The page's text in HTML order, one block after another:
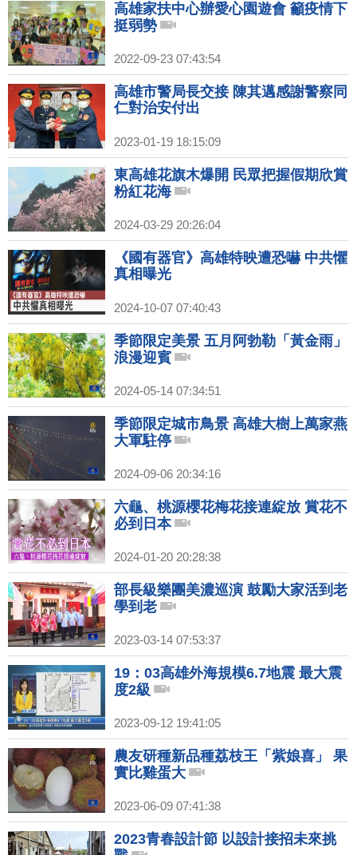
高雄家扶中心辦愛心園遊會 籲疫情下
挺弱勢
2022-09-23 07:43:54
高雄市警局長交接 陳其邁感謝警察同
仁對治安付出
2023-01-19 18:15:09
東高雄花旗木爆開 民眾把握假期欣賞
粉紅花海
2024-03-29 20:26:04
《國有器官》高雄特映遭恐嚇 中共懼
真相曝光
2024-10-07 07:40:43
季節限定美景 五月阿勃勒「黃金雨」
浪漫迎賓
2024-05-14 07:34:51
季節限定城市鳥景 高雄大樹上萬家燕
大軍駐停
2024-09-06 20:34:16
六龜、桃源櫻花梅花接連綻放 賞花不
必到日本
2024-01-20 20:28:38
部長級樂團美濃巡演 鼓勵大家活到老
學到老
2023-03-14 07:53:37
19：03高雄外海規模6.7地震 最大震
度2級
2023-09-12 19:41:05
農友研種新品種荔枝王「紫娘喜」 果
實比雞蛋大
2023-06-09 07:41:38
2023青春設計節 以設計接招未來挑